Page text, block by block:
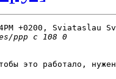
+0200, Sviataslau
это работало,